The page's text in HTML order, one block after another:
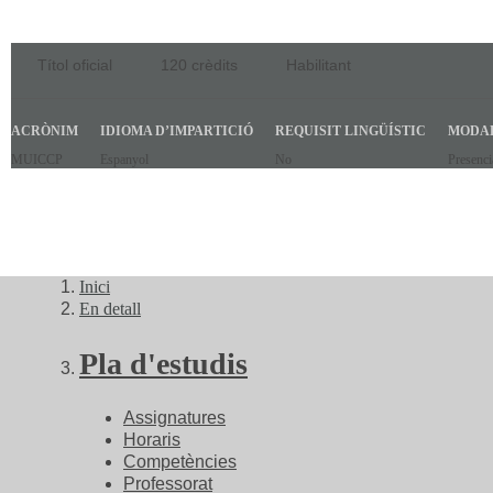
Títol oficial 120 crèdits Habilitant
ACRÒNIM
MUICCP
IDIOMA D’IMPARTICIÓ
Espanyol
REQUISIT LINGÜÍSTIC
No
Inici
En detall
Pla d'estudis
Assignatures
Horaris
Competències
Professorat